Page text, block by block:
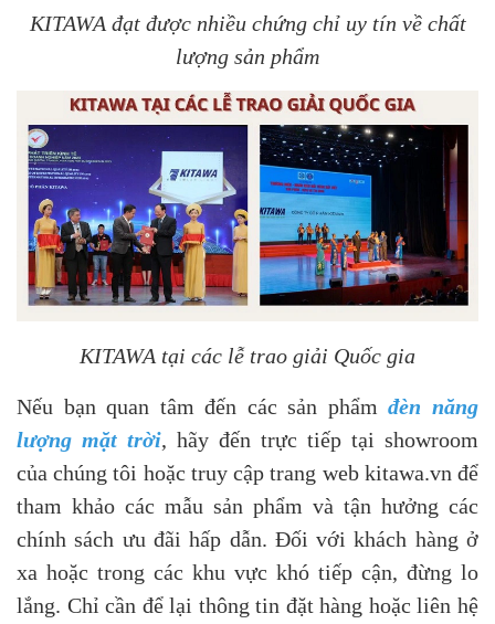
KITAWA đạt được nhiều chứng chỉ uy tín về chất
lượng sản phẩm
KITAWA tại các lễ trao giải Quốc gia
Nếu bạn quan tâm đến các sản phẩmđèn năng
lượng mặt trời, hãy đến trực tiếp tại showroom
của chúng tôi hoặc truy cập trang web kitawa.vn để
tham khảo các mẫu sản phẩm và tận hưởng các
chính sách ưu đãi hấp dẫn. Đối với khách hàng ở
xa hoặc trong các khu vực khó tiếp cận, đừng lo
lắng. Chỉ cần để lại thông tin đặt hàng hoặc liên hệ